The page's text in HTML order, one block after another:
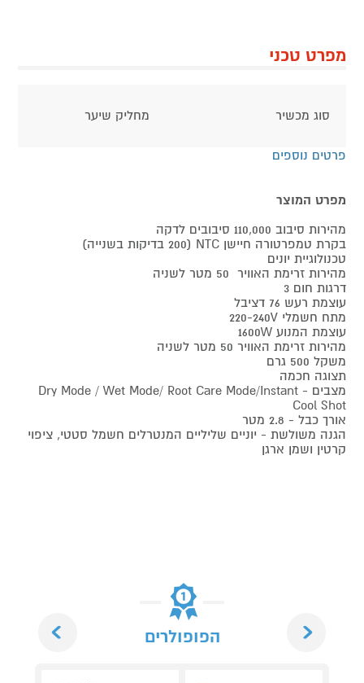
מפרט טכני
סוג מכשיר מחליק שיער
פרטים נוספים
מפרט המוצר
מהירות סיבוב 110,000 סיבובים לדקה
בקרת טמפרטורה חיישן NTC (200 בדיקות בשנייה)
טכנולוגיית יונים
מהירות זרימת האוויר 50 מטר לשניה
דרגות חום 3
עוצמת רעש 76 דציבל
מתח חשמלי 220-240V
עוצמת המנוע 1600W
מהירות זרימת האוויר 50 מטר לשניה
משקל 500 גרם
תצוגה חכמה
מצבים - Dry Mode / Wet Mode/ Root Care Mode/Instant
Cool Shot
אורך כבל - 2.8 מטר
הגנה משולשת - יוניים שליליים המנטרלים חשמל סטטי, ציפוי
קרטין ושמן ארגן
הפופולרים